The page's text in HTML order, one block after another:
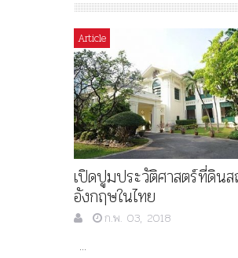
Article
เปิดปูมประวัติศาสตร์ที่ดิน
อังกฤษในไทย
ก.พ. 03, 2018
...